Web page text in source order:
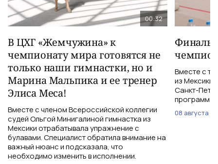
00:32
В ЦХГ «Жемчужина» к
чемпионату мира готовятся не
только наши гимнастки, но и
Марина Мальпика и ее тренер
Элиса Меса!
Вместе с членом Всероссийской коллегии
судей Ольгой Минигалиной гимнастка из
Мексики отрабатывала упражнение с
булавами. Специалист обратила внимание на
важный нюанс и подсказала, что
необходимо изменить в исполнении.
Вместе с
из Мексики
Санкт-
программе
08 августа